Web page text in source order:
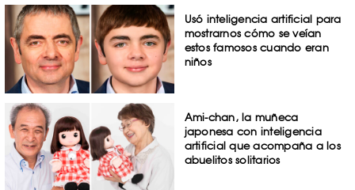
Usó inteligencia artificial para
mostrarnos cómo se veían
estos famosos cuando eran
niños
Ami-chan, la muñeca
japonesa con inteligencia
artificial que acompaña a los
abuelitos solitarios